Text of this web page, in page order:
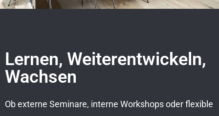
Lernen, Weiterentwickeln,
Wachsen
Ob externe Seminare, interne Workshops oder flexible